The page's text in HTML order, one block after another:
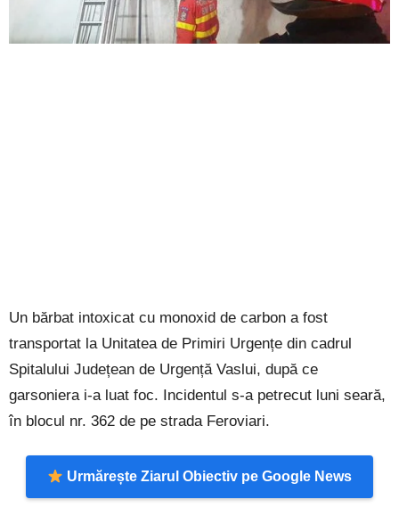
Un bărbat intoxicat cu monoxid de carbon a fost
transportat la Unitatea de Primiri Urgențe din cadrul
Spitalului Județean de Urgență Vaslui, după ce
garsoniera i-a luat foc. Incidentul s-a petrecut luni seară,
în blocul nr. 362 de pe strada Feroviari.
Urmărește Ziarul Obiectiv pe Google News